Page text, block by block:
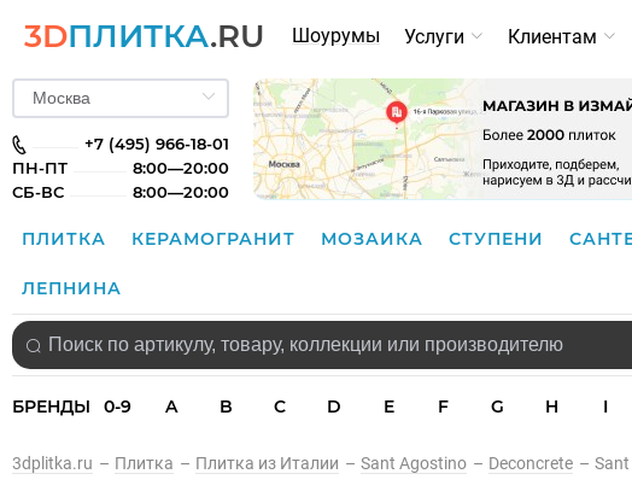
3DПЛИТКА.RU Шоурумы Услуги Клиентам
+7 (495) 966-18-01
ПН-ПТ
8:00—20:00
СБ-ВС
8:00—20:00
ПЛИТКА КЕРАМОГРАНИТ МОЗАИКА СТУПЕНИ
ЛЕПНИНА
БРЕНДЫ 0-9 A B C D E F G H I
3dplitka.ru – Плитка – Плитка из Италии – Sant Agostino – Deconcrete – Sant